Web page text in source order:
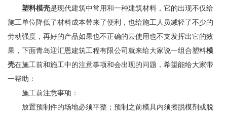
塑料模壳是现代建筑中常用和一种建筑材料，它的出现不仅给
施工单位降低了材料成本带来了便利，也给施工人员减轻了不少的
劳动强度，再好的产品如果也不正确的云使用也不支发挥出它的效
果，下面青岛迎汇恩建筑工程有限公司就来给大家说一组合塑料模
壳在施工前和施工中的注意事项和会出现的问题，希望能给大家带
一帮助：
施工前注意事项：
放置预制件的场地必须平整；预制之前模具内须擦脱模剂或脱